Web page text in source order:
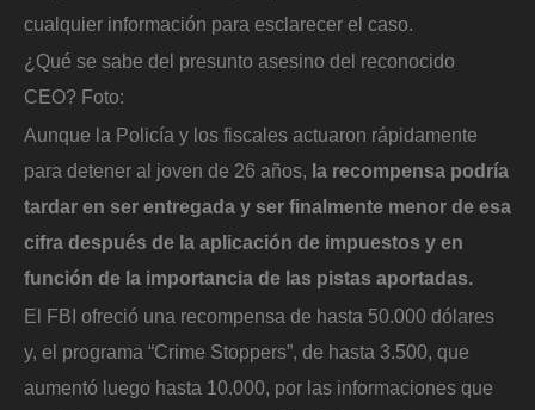
cualquier información para esclarecer el caso.
¿Qué se sabe del presunto asesino del reconocido
CEO? Foto:
Aunque la Policía y los fiscales actuaron rápidamente
para detener al joven de 26 años, la recompensa podría
tardar en ser entregada y ser finalmente menor de esa
cifra después de la aplicación de impuestos y en
función de la importancia de las pistas aportadas.
El FBI ofreció una recompensa de hasta 50.000 dólares
y, el programa “Crime Stoppers”, de hasta 3.500, que
aumentó luego hasta 10.000, por las informaciones que